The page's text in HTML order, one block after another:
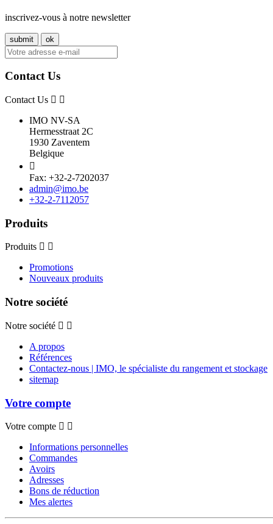
inscrivez-vous à notre newsletter
Contact Us
Contact Us
IMO NV-SA
Hermesstraat 2C
1930 Zaventem
Belgique

Fax: +32-2-7202037
admin@imo.be
+32-2-7112057
Produits
Produits
Promotions
Nouveaux produits
Notre société
Notre société
A propos
Références
Contactez-nous | IMO, le spécialiste du rangement et stockage
sitemap
Votre compte
Votre compte
Informations personnelles
Commandes
Avoirs
Adresses
Bons de réduction
Mes alertes